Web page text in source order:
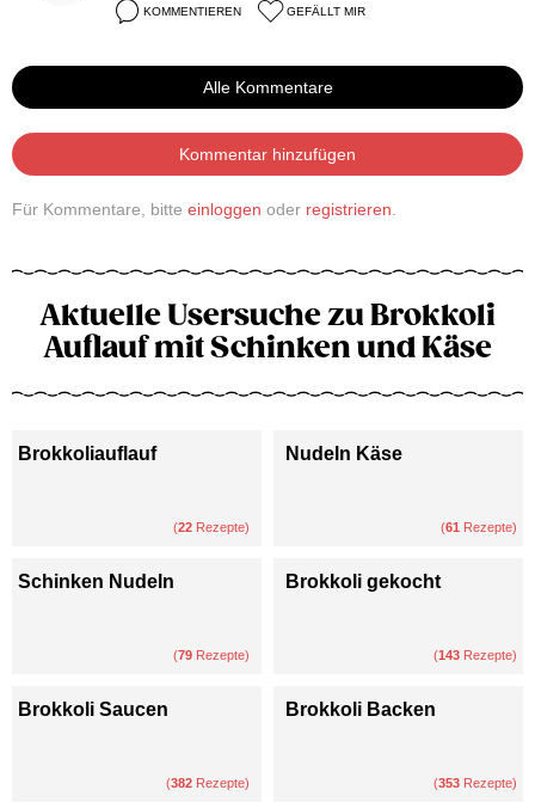
KOMMENTIEREN GEFÄLLT MIR
Alle Kommentare
Kommentar hinzufügen
Für Kommentare, bitte einloggen oder registrieren
Aktuelle Usersuche zu Brokkoli
Auflauf mit Schinken und Käse
Brokkoliauflauf
(22 Rezepte)
Nudeln Käse
(61 Rezepte)
Schinken Nudeln
(79 Rezepte)
Brokkoli gekocht
(143 Rezepte)
Brokkoli Saucen
(382 Rezepte)
Brokkoli Backen
(353 Rezepte)